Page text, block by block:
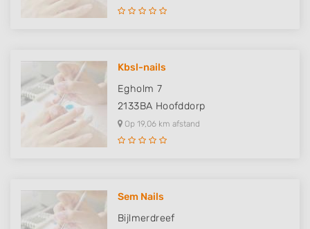
Kbsl-nails
Egholm 7
2133BA Hoofddorp
Op 19,06 km afstand
Sem Nails
Bijlmerdreef